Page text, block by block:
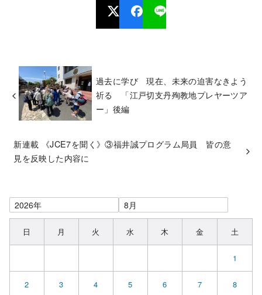
過去に学び 現在、未来の迫害なきよう
祈る 「江戸切支丹殉教地プレヤーツア
ー」後編
新連載 《JCE7を聞く》③福井誠プログラム局員 皆の意
見を反映した内容に
日 月 火 水 木 金 土
1
2 3 4 5 6 7 8